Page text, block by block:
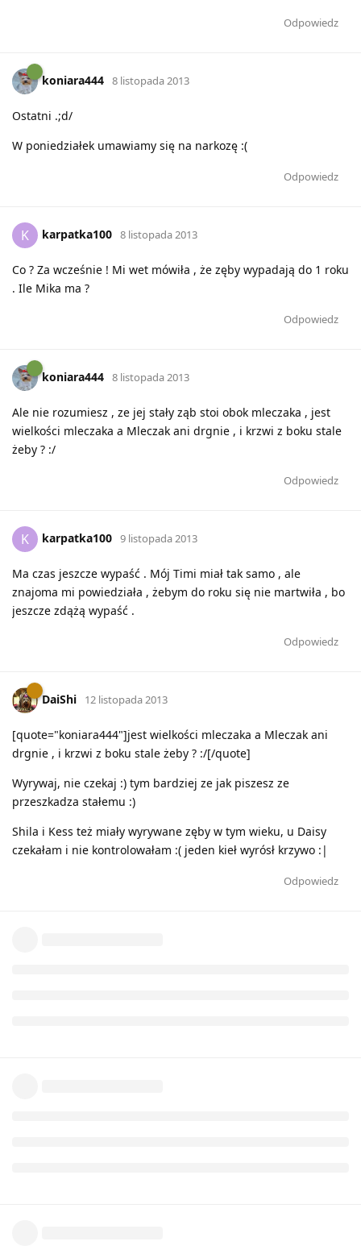
Odpowiedz
koniara444 8 listopada 2013
Ostatni .;d/
W poniedziałek umawiamy się na narkozę :(
Odpowiedz
K karpatka100 8 listopada 2013
Co ? Za wcześnie ! Mi wet mówiła , że zęby wypadają do 1 roku
. Ile Mika ma ?
Odpowiedz
koniara444 8 listopada 2013
Ale nie rozumiesz , ze jej stały ząb stoi obok mleczaka , jest
wielkości mleczaka a Mleczak ani drgnie , i krzwi z boku stale
żeby ? :/
Odpowiedz
K karpatka100 9 listopada 2013
Ma czas jeszcze wypaść . Mój Timi miał tak samo , ale
znajoma mi powiedziała , żebym do roku się nie martwiła , bo
jeszcze zdążą wypaść .
Odpowiedz
DaiShi 12 listopada 2013
[quote="koniara444"]jest wielkości mleczaka a Mleczak ani
drgnie , i krzwi z boku stale żeby ? :/[/quote]
Wyrywaj, nie czekaj :) tym bardziej ze jak piszesz ze
przeszkadza stałemu :)
Shila i Kess też miały wyrywane zęby w tym wieku, u Daisy
czekałam i nie kontrolowałam :( jeden kieł wyrósł krzywo :|
Odpowiedz